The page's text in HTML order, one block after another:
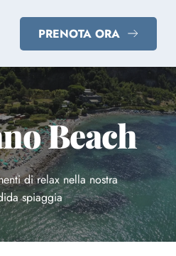
PRENOTA ORA
Beach
di relax nella nostra
spiaggia